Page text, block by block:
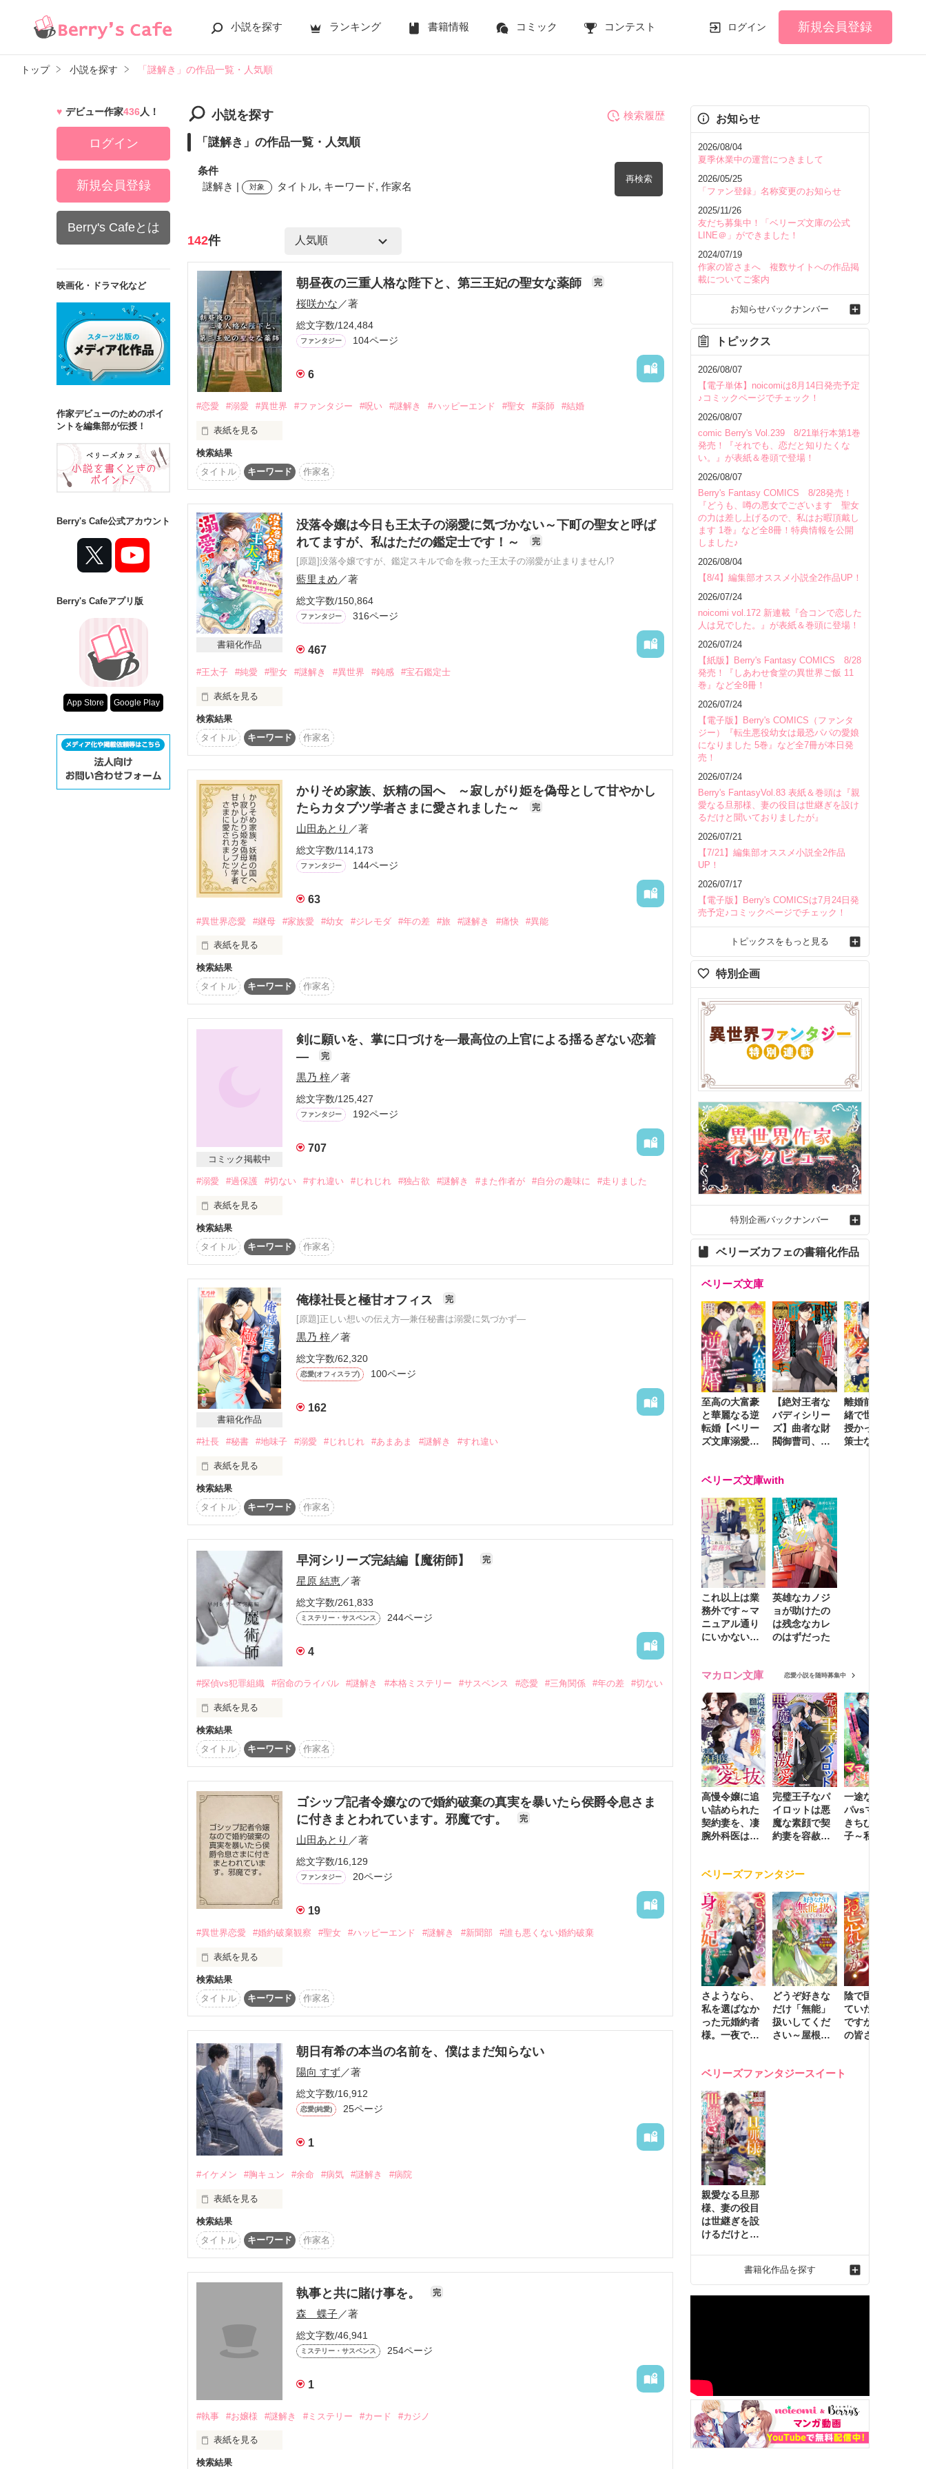
小説を探す ランキング 書籍情報 コミック コンテスト ログイン 新規会員登録
トップ 小説を探す 「謎解き」の作品一覧・人気順
小説を探す
「謎解き」の作品一覧・人気順
条件
謎解き |
対象 タイトル, キーワード, 作家名
再検索
検索ワード
を含む
詳しく検索
検索対象
タイトル
ジャンル
ステータス
全て
完結
作品の長さ
長編
中編 短編
コンテスト
超短編！フェチから始まる溺愛コンテスト
スターツ出版小説投稿サイト合同企画「1話からの長編大賞」ベリーズカフェ会場
その他の条件
動画あり
検索履歴
142件
朝昼夜の三重人格な陛下と、第三王妃の聖女な薬師 完
桜咲かな ／著
総文字数/124,484
ファンタジー 104ページ
6
#恋愛 #溺愛 #異世界 #ファンタジー #呪い #謎解き #ハッピーエンド #聖女 #薬師 #結婚
表紙を見る
陛下は一日に人格が三回変わる。
朝と昼と夜の三人格は、それぞれ聖女を娶る。
紳士な銀髪の陛下・アサの妃は、隣国の聖女モニカ。
陽気な金髪の陛下・ヒルの妃は、薬師の妹ランナ。
冷酷な黒髪の陛下・ヨルの妃は、薬師の姉ポーラ。
ーーーーーーーーーーーーーーーーーーーーーーー
陛下の『人格の殺し合い』に巻き込まれ、
能力を利用するために娶られた三人の王妃。
検索結果
タイトル
キーワード 作家名
書籍化作品
没落令嬢は今日も王太子の溺愛に気づかない～下町の聖女と呼ば
れてますが、私はただの鑑定士です！～
完
[原題]没落令嬢ですが、鑑定スキルで命を救った王太子の溺愛が止まりません!?
藍里まめ ／著
総文字数/150,864
ファンタジー 316ページ
467
#王太子 #純愛 #聖女 #謎解き #異世界 #鈍感 #宝石鑑定士
表紙を見る
アンティークショップで働くオデットは
宝石にしみついた想いを読める特殊能力を持っている。
お忍びでやってくる彼に甘く迫られて……。
おっとり鈍感娘の
宝石と恋と謎解きの物語。
2022．4．19 完結公開
作品を読む
検索結果
タイトル
キーワード 作家名
かりそめ家族、妖精の国へ ～寂しがり姫を偽母として甘やかし
たらカタブツ学者さまに愛されました～
完
山田あとり ／著
総文字数/114,173
ファンタジー 144ページ
63
#異世界恋愛 #継母 #家族愛 #幼女 #ジレモダ #年の差 #旅 #謎解き #痛快 #異能
表紙を見る
私に祖父がいる？　しかも侯国の領主？
祖父である侯爵が治める、その国はなんと――
小さな町で時計職人の父と二人暮らしのマルーシャ
父の時計工房を訪ねてきたのは、幼女ミュシカと
彼らは祖父侯爵の命を受け、マルーシャを探しに来たらしい
そんなこと聞いてない！
妖精たちは自然の力とつながり生きてきた
無邪気なミュシカに秘められた力とは？
ミュシカの両親が失踪した事件の謎を追いながら、
●マルーシャ　倹約家で主婦力にあふれる非モテ女子
実は侯爵の孫娘で、妖精の血を引く
●ダニール　妖精族の歴史と能力を研究する学者
社会生活では不器用。丁寧語でマルーシャに接する
マルーシャとダニールをくっつけたくて暗躍する
検索結果
タイトル
キーワード 作家名
コミック掲載中
剣に願いを、掌に口づけを―最高位の上官による揺るぎない恋着
―
完
黒乃 梓／著
総文字数/125,427
ファンタジー 192ページ
707
#溺愛 #過保護 #切ない #すれ違い #じれじれ #独占欲 #謎解き #また作者が #自分の趣味に #走りました
表紙を見る
アルント王国の誇る最強の騎士団『アルノー夜警団』
国王直属の管轄にあり、彼らは王や城を含め
セシリアは夜警団のトップに立つ
双璧元帥のひとりルディガーの副官を務めている
過保護で冗談交じりに甘く翻弄してくる上官に
頭を悩ませながらも微妙な距離感を保つふたり
『アスモデウスは青年に化けて、気まぐれに出会った女性に美しさを与える』
ある日、妙な噂が王都で流行り、関連するような不可思議な事件が起きる
調査に乗り出したセシリアだったが、そこで意外な人物と知り合い……
だから、許して
「あなたが？」
それはどちらの話なの？
表紙公開　2018.12.12
2018.12.21～2019.3.1
☆ばんび★さん　チャマさん　レビューありがとうございます！
・。*・。*・。*・。*・。*・。*・。*・。*・。*・。*・
本編に登場するもうひとりのアードラーのお話は
「月に誓いを、瞼に口づけを―冷徹騎士団長による不器用な独占愛―」
時系列はこの作品の前になりますので、興味のある方は
そちらを先に読んでいただいた方がいいかもしれません。
また国王クラウスの物語は
「瞳に印を、首筋に口づけを―孤高な国王陛下による断ち難き愛染―」
こちらは最終章的な位置づけなので、あとの２作品を読んだあとが楽しめると思います。
シリーズものとして興味のある方は他作品もよろしければ読んでみてください。
(コミカライズに他作品のヒーロ＆ヒロインもちらっと登場します)
検索結果
タイトル
キーワード 作家名
書籍化作品
俺様社長と極甘オフィス 完
[原題]正しい想いの伝え方―兼任秘書は溺愛に気づかず―
黒乃 梓／著
総文字数/62,320
恋愛(オフィスラブ) 100ページ
162
#社長 #秘書 #地味子 #溺愛 #じれじれ #あまあま #謎解き #すれ違い
表紙を見る
誰にでも優しくて、女性にだって困らない
なのに、どうして私にいちいちかまうのか
でも、大丈夫
私は間違えたりしない、勘違いしたりしない
それを分かっているから、そばにいられる
彼が私を必要とする理由は面白いくらい単純だ
公開＆完結　2017年3月14日
・。*・。*・。*・。*・。*・。*・。*・。*・。*・。*・
よこやま 暁巴さん　usamoさん　聖凪砂さん　さとみっちさん
レビューありがとうございます！
・。*・。*・。*・。*・。*・。*・。*・。*・。*・。*・
こちらは｢社内限定恋愛―ヒーローと恋に落ちるまで―｣
リンク作品であり、ネタバレを含んでおります
できれば、そちらを先に読んでいただけると嬉しいです
お話自体はどちらも単体で楽しんでいただけます
。*・。*・。*・。*・。*・。*・。*・。*・。*・。*・
書籍版ではタイトル通り京一の俺様度もＵＰし
ふたりの甘々なエピソードも随所に加筆しています
よろしければ覗いてやってください
この作品に出会ってくださったすべての方に感謝しています
検索結果
タイトル
キーワード 作家名
早河シリーズ完結編【魔術師】 完
星原 結恵／著
総文字数/261,833
ミステリー・サスペンス 244ページ
4
#探偵vs犯罪組織 #宿命のライバル #謎解き #本格ミステリー #サスペンス #恋愛 #三角関係 #年の差 #切ない
表紙を見る
早河は脱獄した貴嶋佑聖の行方を追っているが、拘置所から忽然と消えた貴嶋の手掛かりは掴めず脱獄
から1年が経過した。
再び動き出した貴嶋の目的とは？
リアルと虚像の境界線、人と神の境界線。
絡み合う赤い糸の先、君の赤い糸の相手は誰？
──運命の赤い糸はなぜ赤い色をしていると思う？
※この物語は犯罪、違法行為を助長するものではなく、法律、法令に反する行為を容認、推奨するもの
でもありません。
フィクションのミステリーとしてお楽しみください。
検索結果
タイトル
キーワード 作家名
ゴシップ記者令嬢なので婚約破棄の真実を暴いたら侯爵令息さま
に付きまとわれています。邪魔です。
完
山田あとり ／著
総文字数/16,129
ファンタジー 20ページ
19
#異世界恋愛 #婚約破棄観察 #聖女 #ハッピーエンド #謎解き #新聞部 #誰も悪くない婚約破棄
表紙を見る
貧乏男爵令嬢のルーシーは、王立学園の新聞部員。
ルーシーの目は学園内の恋愛沙汰を見逃しはしない――
さあ今日も、いさかう声が聞こえてきた……って待って！
ローランド王子が婚約破棄宣言ですって！？
これは取材のしがいがある案件ですよ……！
だから侯爵令息のアーサーさん、
邪魔しないで下さいぃぃっ！！
作品を読む
検索結果
タイトル
キーワード 作家名
朝日有希の本当の名前を、僕はまだ知らない
陽向 すず／著
総文字数/16,912
恋愛(純愛) 25ページ
1
#イケメン #胸キュン #余命 #病気 #謎解き #病院
表紙を見る
入院中に偶然出会った女の子。
好きなのに僕は君の本当の名前すら知らなかったーー
高田湊月(たかだ・みつき)14歳
検索結果
タイトル
キーワード 作家名
執事と共に賭け事を。 完
森 蝶子／著
総文字数/46,941
ミステリー・サスペンス 254ページ
1
#執事 #お嬢様 #謎解き #ミステリー #カード #カジノ
表紙を見る
極道の孫・恵理夜(エリヤ)の夏の最後の思い出。
検索結果
デビュー作家436人！
ログイン
新規会員登録
Berry's Cafeとは
映画化・ドラマ化など
作家デビューのためのポイ
ントを編集部が伝授！
Berry's Cafe公式アカウント
Berry's Cafeアプリ版
App Store Google Play
お知らせ
2026/08/04
夏季休業中の運営につきまして
2026/05/25
「ファン登録」名称変更のお知らせ
2025/11/26
友だち募集中！「ベリーズ文庫の公式
LINE＠」ができました！
2024/07/19
作家の皆さまへ 複数サイトへの作品掲
載についてご案内
お知らせバックナンバー
トピックス
2026/08/07
【電子単体】noicomiは8月14日発売予定
♪コミックページでチェック！
2026/08/07
comic Berry's Vol.239 8/21単行本第1巻
発売！『それでも、恋だと知りたくな
い。』が表紙＆巻頭で登場！
2026/08/07
Berry's Fantasy COMICS 8/28発売！
『どうも、噂の悪女でございます 聖女
の力は差し上げるので、私はお暇頂戴し
ます 1巻』など全8冊！特典情報を公開
しました♪
2026/08/04
【8/4】編集部オススメ小説全2作品UP！
2026/07/24
noicomi vol.172 新連載『合コンで恋した
人は兄でした。』が表紙＆巻頭に登場！
2026/07/24
【紙版】Berry's Fantasy COMICS 8/28
発売！『しあわせ食堂の異世界ご飯 11
巻』など全8冊！
2026/07/24
【電子版】Berry's COMICS（ファンタ
ジー）『転生悪役幼女は最恐パパの愛娘
になりました 5巻』など全7冊が本日発
売！
2026/07/24
Berry's FantasyVol.83 表紙＆巻頭は『親
愛なる旦那様、妻の役目は世継ぎを設け
るだけと聞いておりましたが』
2026/07/21
【7/21】編集部オススメ小説全2作品
UP！
2026/07/17
【電子版】Berry's COMICSは7月24日発
売予定♪コミックページでチェック！
トピックスをもっと見る
特別企画
特別企画バックナンバー
ベリーズカフェの書籍化作品
ベリーズ文庫
至高の大富豪
と華麗なる逆
転婚【ベリー
ズ文庫溺愛ア
【絶対王者な
バディシリー
ズ】曲者な財
閥御曹司、笑
激烈愛で貫く
離婚前夜に内
緒で世継ぎを
授かったら～
策士な御曹司
ベリーズ文庫with
これ以上は業
務外です～マ
ニュアル通り
にいかない彼
英雄なカノジ
ョが助けたの
は残念なカレ
のはずだった
マカロン文庫 恋愛小説を随時募集中
高慢令嬢に追
い詰められた
契約妻を、凄
腕外科医はこ
完璧王子なパ
イロットは悪
魔な素顔で契
約妻を容赦な
一途な社長パ
パvsママ大好
きちびっこ息
子～私を捨て
ベリーズファンタジー
さようなら、
私を選ばなか
った元婚約者
様。一夜で大
ました２
どうぞ好きな
だけ「無能」
扱いしてくだ
さい～屋根裏
動かす万能令
陰で国を支え
ていたのは私
ですが、王家
の皆さんお忘
れ才女の辺境
ベリーズファンタジースイート
親愛なる旦那
様、妻の役目
は世継ぎを設
けるだけと聞
れ才女の幸せ
な結婚～2
書籍化作品を探す